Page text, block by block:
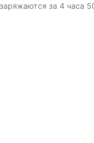
за 4 часа